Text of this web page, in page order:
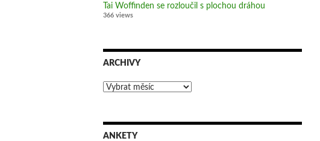
Tai Woffinden se rozloučil s plochou dráhou
366 views
ARCHIVY
Archivy
ANKETY